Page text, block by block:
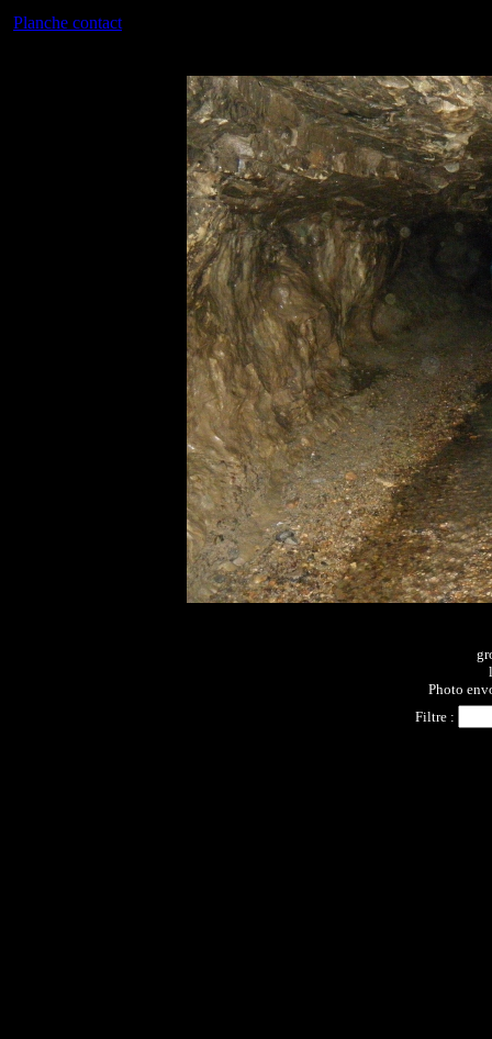
Planche contact
Photo
Filtre :